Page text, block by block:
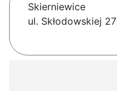
Skierniewice
ul. Skłodowskiej 27